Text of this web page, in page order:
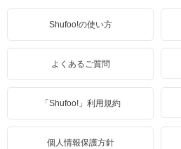
Shufoo!の使い方
よくあるご質問
「Shufoo!」利用規約
個人情報保護方針